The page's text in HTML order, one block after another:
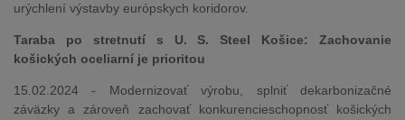
urýchlení výstavby európskych koridorov.
Taraba po stretnutí s U. S. Steel Košice: Zachovanie
košických oceliarní je prioritou
15.02.2024 - Modernizovať výrobu, splniť dekarbonizačné
záväzky a zároveň zachovať konkurencieschopnosť košických